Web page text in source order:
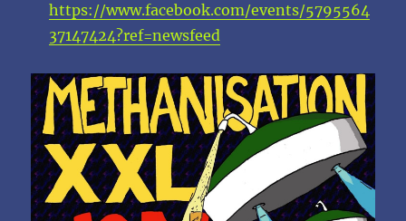
https://www.facebook.com/events/5795564
37147424?ref=newsfeed